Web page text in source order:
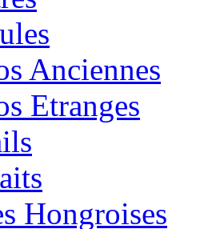
Anciennes
Etranges
Hongroises